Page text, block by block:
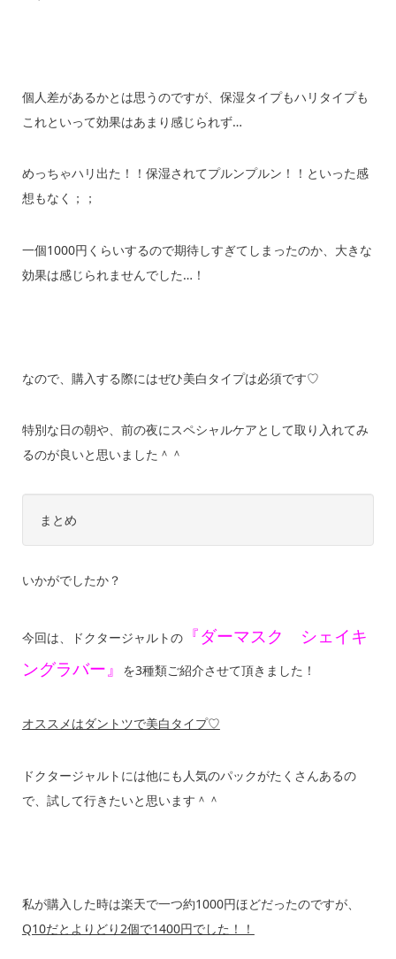
個人差があるかとは思うのですが、保湿タイプもハリタイプも
これといって効果はあまり感じられず…
めっちゃハリ出た！！保湿されてプルンプルン！！といった感
想もなく；；
一個1000円くらいするので期待しすぎてしまったのか、大きな
効果は感じられませんでした…！
なので、購入する際にはぜひ美白タイプは必須です♡
特別な日の朝や、前の夜にスペシャルケアとして取り入れてみ
るのが良いと思いました＾＾
まとめ
いかがでしたか？
今回は、ドクタージャルトの『ダーマスク シェイキ
ングラバー』
を3種類ご紹介させて頂きました！
オススメはダントツで美白タイプ♡
ドクタージャルトには他にも人気のパックがたくさんあるの
で、試して行きたいと思います＾＾
私が購入した時は楽天で一つ約1000円ほどだったのですが、
Q10だとよりどり2個で1400円でした！！